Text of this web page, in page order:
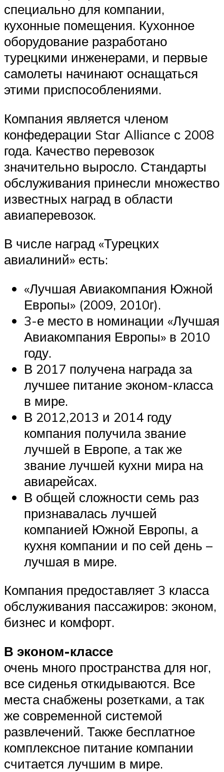
специально для компании,
кухонные помещения. Кухонное
оборудование разработано
турецкими инженерами, и первые
самолеты начинают оснащаться
этими приспособлениями.
Компания является членом
конфедерации Star Alliance с 2008
года. Качество перевозок
значительно выросло. Стандарты
обслуживания принесли множество
известных наград в области
авиаперевозок.
В числе наград «Турецких
авиалиний» есть:
«Лучшая Авиакомпания Южной
Европы» (2009, 2010г).
3-е место в номинации «Лучшая
Авиакомпания Европы» в 2010
году.
В 2017 получена награда за
лучшее питание эконом-класса
в мире.
В 2012,2013 и 2014 году
компания получила звание
лучшей в Европе, а так же
звание лучшей кухни мира на
авиарейсах.
В общей сложности семь раз
признавалась лучшей
компанией Южной Европы, а
кухня компании и по сей день –
лучшая в мире.
Компания предоставляет 3 класса
обслуживания пассажиров: эконом,
бизнес и комфорт.
В эконом-классе
очень много пространства для ног,
все сиденья откидываются. Все
места снабжены розетками, а так
же современной системой
развлечений. Также бесплатное
комплексное питание компании
считается лучшим в мире.